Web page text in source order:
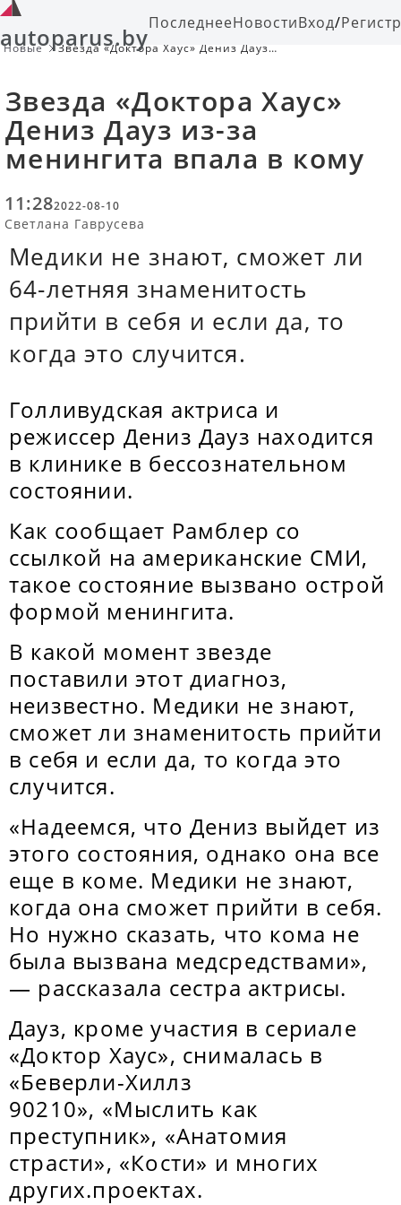
autoparus.byПоследнееНовостиВход/
Новые
Звезда «Доктора Хаус» Дениз Дауз
Звезда «Доктора Хаус»
Дениз Дауз из-за
менингита впала в кому
11:282022-08-10
Светлана Гаврусева
Медики не знают, сможет ли
64-летняя знаменитость
прийти в себя и если да, то
когда это случится.
Голливудская актриса и
режиссер Дениз Дауз находится
в клинике в бессознательном
состоянии.
Как сообщает Рамблер со
ссылкой на американские СМИ,
такое состояние вызвано острой
формой менингита.
В какой момент звезде
поставили этот диагноз,
неизвестно. Медики не знают,
сможет ли знаменитость прийти
в себя и если да, то когда это
случится.
«Надеемся, что Дениз выйдет из
этого состояния, однако она все
еще в коме. Медики не знают,
когда она сможет прийти в себя.
Но нужно сказать, что кома не
была вызвана медсредствами»,
— рассказала сестра актрисы.
Дауз, кроме участия в сериале
«Доктор Хаус», снималась в
«Беверли-Хиллз
90210», «Мыслить как
преступник», «Анатомия
страсти», «Кости» и многих
других.проектах.